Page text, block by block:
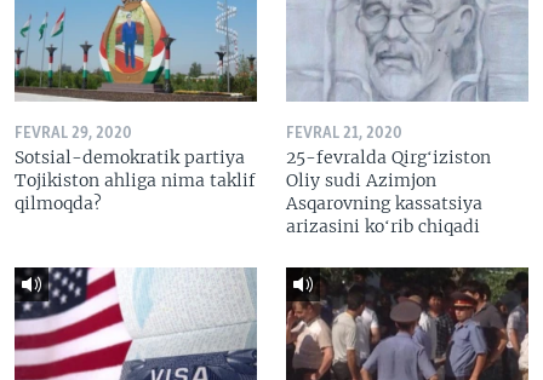
FEVRAL 29, 2020
Sotsial-demokratik partiya
Tojikiston ahliga nima taklif
qilmoqda?
FEVRAL 21, 2020
25-fevralda Qirgʻiziston
Oliy sudi Azimjon
Asqarovning kassatsiya
arizasini koʻrib chiqadi